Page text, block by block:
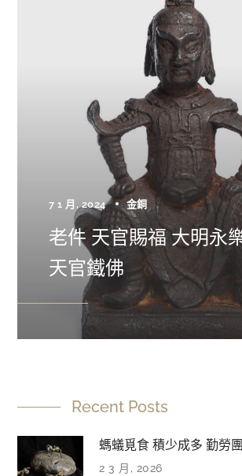
7 1 月, 2024 金銅
老件 天官賜福 大明永
天官鐵佛
Recent Posts
螞蟻覓食 積少成多 勤勞
2 3 月, 2026